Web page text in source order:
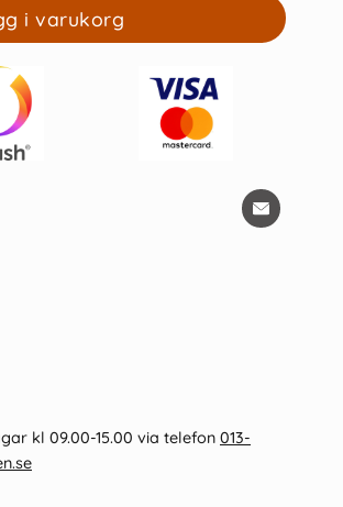
45 kr/st
i varukorg
kl 09.00-15.00 via telefon 013-